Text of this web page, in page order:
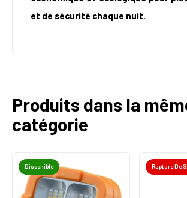
et de sécurité chaque nuit.
Produits dans la
catégorie
Disponible Rupture De